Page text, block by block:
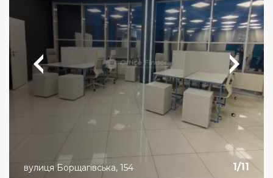
1/11
вулиця Борщагівська, 154